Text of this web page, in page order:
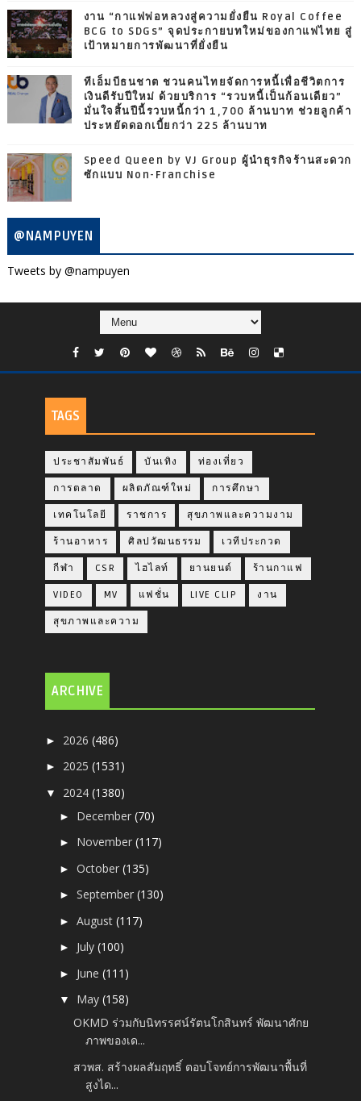
งาน “กาแฟพ่อหลวงสู่ความยั่งยืน Royal Coffee
BCG to SDGs” จุดประกายบทใหม่ของกาแฟไทย สู่
เป้าหมายการพัฒนาที่ยั่งยืน
ทีเอ็มบีธนชาต ชวนคนไทยจัดการหนี้เพื่อชีวิตการ
เงินดีรับปีใหม่ ด้วยบริการ “รวบหนี้เป็นก้อนเดียว”
มั่นใจสิ้นปีนี้รวบหนี้กว่า 1,700 ล้านบาท ช่วยลูกค้า
ประหยัดดอกเบี้ยกว่า 225 ล้านบาท
Speed Queen by VJ Group ผู้นำธุรกิจร้านสะดวก
ซักแบบ Non-Franchise
@NAMPUYEN
Tweets by @nampuyen
TAGS
ประชาสัมพันธ์ บันเทิง ท่องเที่ยว
การตลาด ผลิตภัณฑ์ใหม่ การศึกษา
เทคโนโลยี ราชการ สุขภาพและความงาม
ร้านอาหาร ศิลปวัฒนธรรม เวทีประกวด
กีฬา CSR ไฮไลท์ ยานยนต์ ร้านกาแฟ
VIDEO MV แฟชั่น LIVE CLIP งาน
สุขภาพและความ
ARCHIVE
► 2026(486)
► 2025(1531)
▼ 2024(1380)
► December(70)
► November(117)
►October(135)
►September(130)
►August(117)
► July(100)
► June(111)
▼ May(158)
OKMD ร่วมกับนิทรรศน์รัตนโกสินทร์ พัฒนาศักย
ภาพของเด...
สวพส. สร้างผลสัมฤทธิ์ ตอบโจทย์การพัฒนาพื้นที่
สูงได...